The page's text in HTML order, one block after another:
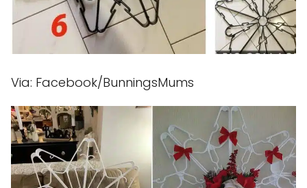
Via: Facebook/BunningsMums